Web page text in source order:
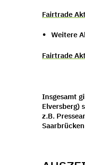
Fairtrade
Weitere
Fairtrade
Insgesamt
Elversberg)
z.B.